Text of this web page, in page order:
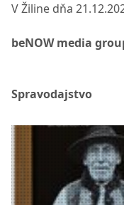
V Žiline dňa
beNOW media
Spravodajstvo